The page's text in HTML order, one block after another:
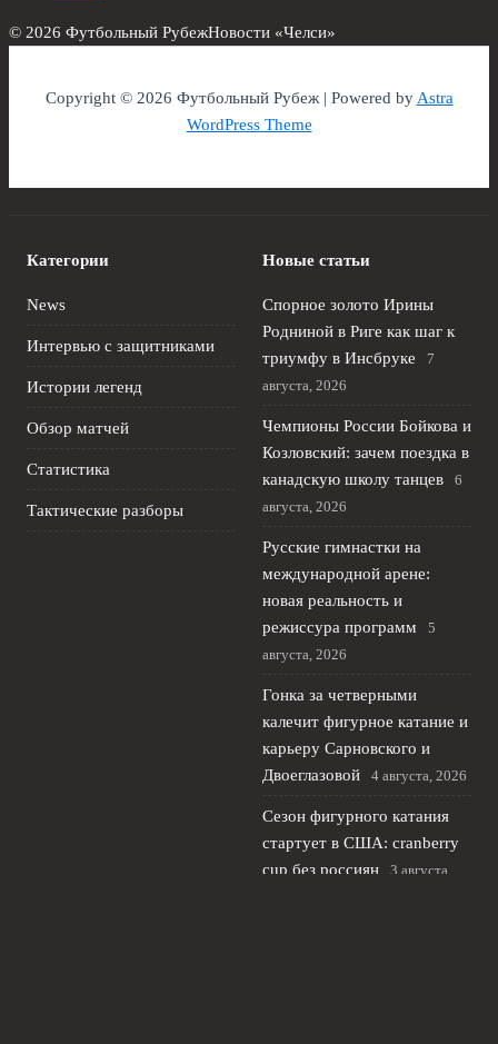
© 2026 Футбольный РубежНовости «Челси»
Copyright © 2026 Футбольный Рубеж | Powered byAstra
WordPress Theme
Категории
News
Интервью с защитниками
Истории легенд
Обзор матчей
Статистика
Тактические разборы
Новые статьи
Спорное золото Ирины
Родниной в Риге как шаг к
триумфу в Инсбруке
7
августа, 2026
Чемпионы России Бойкова и
Козловский: зачем поездка в
канадскую школу танцев
6
августа, 2026
Русские гимнастки на
международной арене:
новая реальность и
режиссура программ
5
августа, 2026
Гонка за четверными
калечит фигурное катание и
карьеру Сарновского и
Двоеглазовой
4 августа, 2026
Сезон фигурного катания
стартует в США: cranberry
cup без россиян
3 августа,